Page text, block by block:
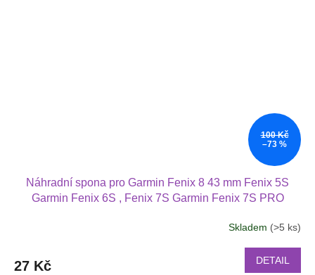
100 Kč
–73 %
Náhradní spona pro Garmin Fenix 8 43 mm Fenix 5S
Garmin Fenix 6S , Fenix 7S Garmin Fenix 7S PRO
Skladem (>5 ks)
27 Kč DETAIL